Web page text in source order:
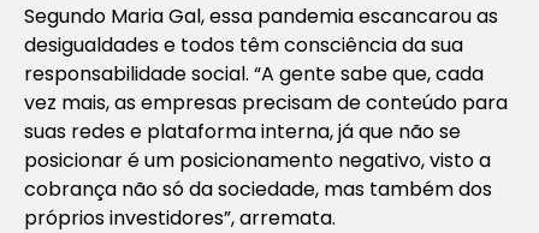
Segundo Maria Gal, essa pandemia escancarou as
desigualdades e todos têm consciência da sua
responsabilidade social. “A gente sabe que, cada
vez mais, as empresas precisam de conteúdo para
suas redes e plataforma interna, já que não se
posicionar é um posicionamento negativo, visto a
cobrança não só da sociedade, mas também dos
próprios investidores”, arremata.